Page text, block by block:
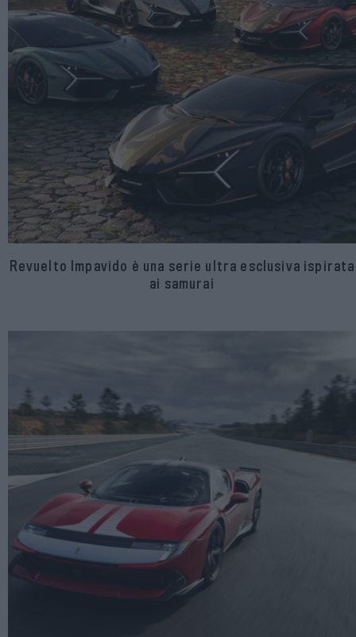
Revuelto Impavido è una serie ultra esclusiva ispirata
ai samurai